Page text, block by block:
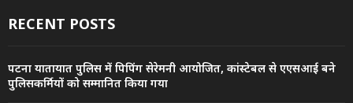
RECENT POSTS
पटना यातायात पुलिस में पिपिंग सेरेमनी आयोजित, कांस्टेबल से एएसआई बने
पुलिसकर्मियों को सम्मानित किया गया